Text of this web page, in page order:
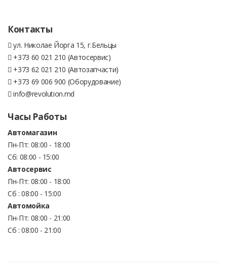
Контакты
ул. Николае Йорга 15, г.Бельцы
+373 60 021 210 (Автосервис)
+373 62 021 210 (Автозапчасти)
+373 69 006 900 (Оборудование)
info@revolution.md
Часы Работы
Автомагазин
Пн-Пт: 08:00 - 18:00
Сб: 08:00 - 15:00
Автосервис
Пн-Пт: 08:00 - 18:00
Сб : 08:00 - 15:00
Автомойка
Пн-Пт: 08:00 - 21:00
Сб : 08:00 - 21:00